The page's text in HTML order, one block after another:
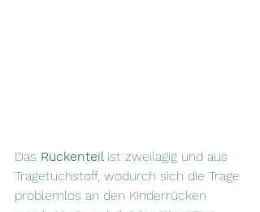
Das Rückenteil ist zweilagig und aus
Tragetuchstoff, wodurch sich die Trage
problemlos an den Kinderrücken